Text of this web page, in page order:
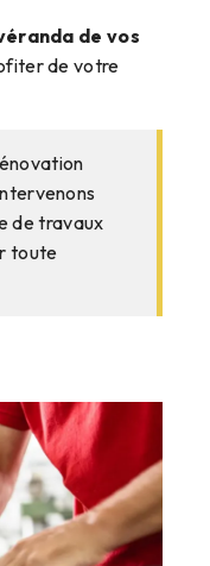
de vos
de votre
de travaux
toute